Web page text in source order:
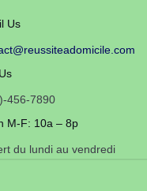
Us
456-7890
M-F: 10a – 8p
du lundi au vendredi